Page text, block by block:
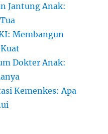
Jantung Anak:
Membangun
Dokter Anak:
Kemenkes: Apa